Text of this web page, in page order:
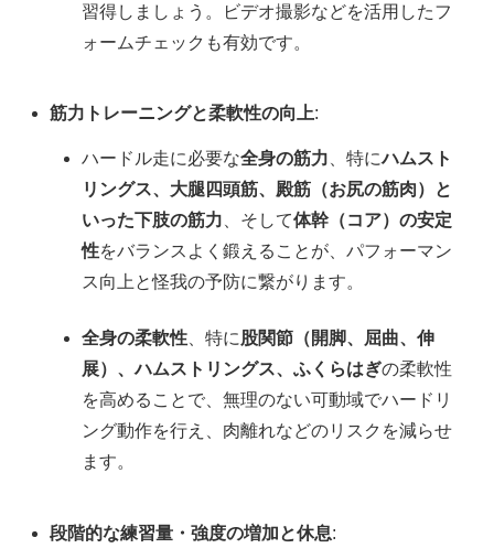
習得しましょう。ビデオ撮影などを活用したフ
ォームチェックも有効です。
筋力トレーニングと柔軟性の向上:
ハードル走に必要な全身の筋力 、特にハムスト
リングス、大腿四頭筋、殿筋（お尻の筋肉）と
いった下肢の筋力 、そして体幹（コア）の安定
性をバランスよく鍛えることが、パフォーマン
ス向上と怪我の予防に繋がります。
全身の柔軟性 、特に股関節（開脚、屈曲、伸
展）、ハムストリングス、ふくらはぎの柔軟性
を高めることで、無理のない可動域でハードリ
ング動作を行え、肉離れなどのリスクを減らせ
ます。
段階的な練習量・強度の増加と休息: